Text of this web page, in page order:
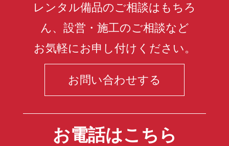
レンタル備品のご相談はもちろ
ん、設営・施工のご相談など
お気軽にお申し付けください。
お問い合わせする
お電話はこちら